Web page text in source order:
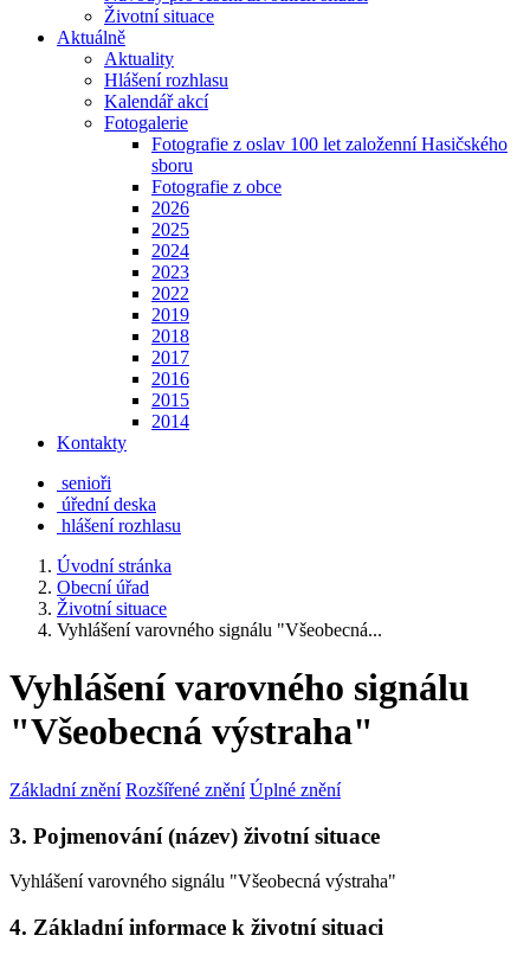
Životní situace
Aktuálně
Aktuality
Hlášení rozhlasu
Kalendář akcí
Fotogalerie
Fotografie z oslav 100 let založenní Hasičského
sboru
Fotografie z obce
2026
2025
2024
2023
2022
2019
2018
2017
2016
2015
2014
Kontakty
senioři
úřední deska
hlášení rozhlasu
Úvodní stránka
Obecní úřad
Životní situace
Vyhlášení varovného signálu "Všeobecná...
Vyhlášení varovného signálu
"Všeobecná výstraha"
Základní znění Rozšířené znění Úplné znění
3. Pojmenování (název) životní situace
Vyhlášení varovného signálu "Všeobecná výstraha"
4. Základní informace k životní situaci